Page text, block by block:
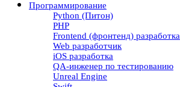
Программирование
Python (Питон)
PHP
Frontend (фронтенд) разработка
Web разработчик
iOS разработка
QA-инженер по тестированию
Unreal Engine